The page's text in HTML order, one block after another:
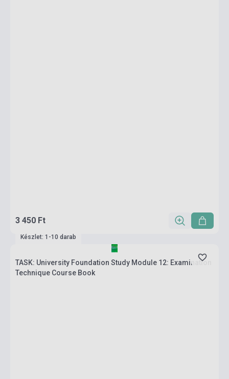
3 450 Ft
Készlet: 1-10 darab
TASK: University Foundation Study Module 12: Examination
Technique Course Book